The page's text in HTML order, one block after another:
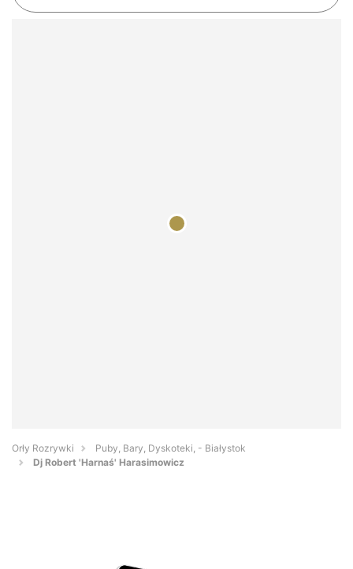
Orły Rozrywki
Puby, Bary, Dyskoteki, - Białystok
Dj Robert 'Harnaś' Harasimowicz